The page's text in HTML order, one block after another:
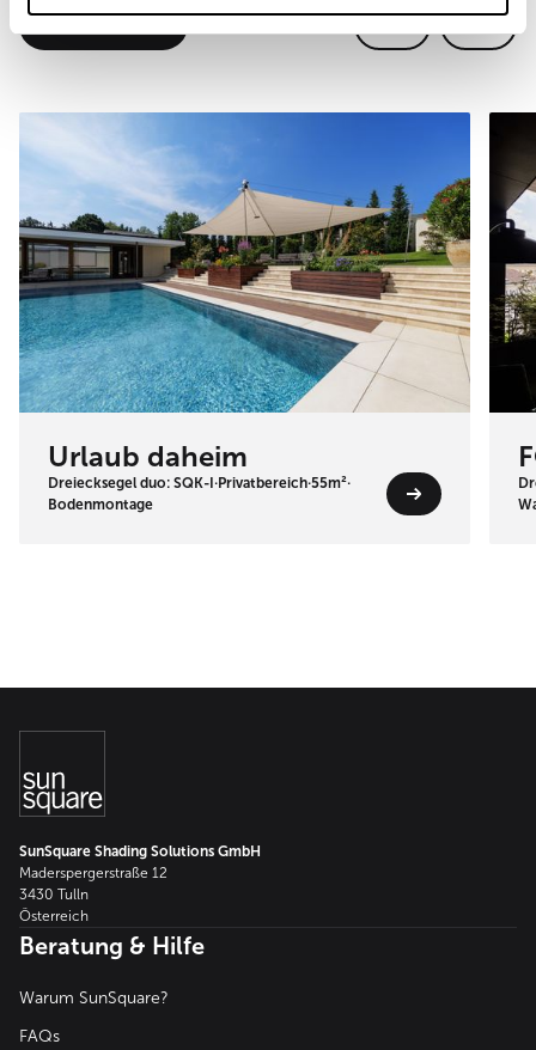
Urlaub daheim
Dreiecksegel duo: SQK-I·Privatbereich·55m²·
Bodenmontage
SunSquare Shading Solutions GmbH
Maderspergerstraße 12
3430 Tulln
Österreich
Beratung & Hilfe
Warum SunSquare?
FAQs